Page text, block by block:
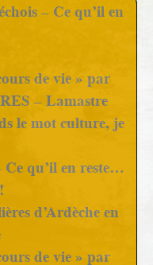
– Ce qu’il en
de vie » par
– Lamastre
le mot culture, je
Ce qu’il en reste…
d’Ardèche en
de vie » par